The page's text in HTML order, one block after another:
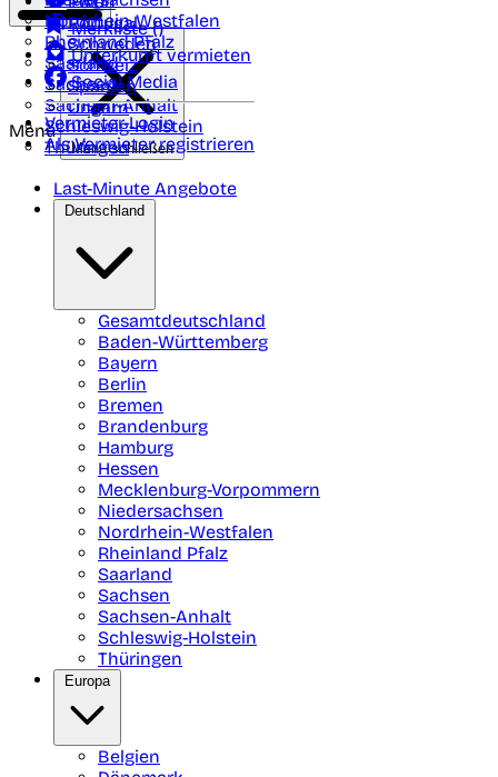
Nordrhein-Westfalen
Rheinland Pfalz
Saarland
Sachsen
Sachsen-Anhalt
Schleswig-Holstein
Thüringen
Portugal
Schweden
Schweiz
Spanien
Ungarn
Merkliste ()
Unterkunft vermieten
Social Media
Vermieter-Login
Als Vermieter registrieren
Menü
Menü schließen
Last-Minute Angebote
Deutschland
Gesamtdeutschland
Baden-Württemberg
Bayern
Berlin
Bremen
Brandenburg
Hamburg
Hessen
Mecklenburg-Vorpommern
Niedersachsen
Nordrhein-Westfalen
Rheinland Pfalz
Saarland
Sachsen
Sachsen-Anhalt
Schleswig-Holstein
Thüringen
Europa
Belgien